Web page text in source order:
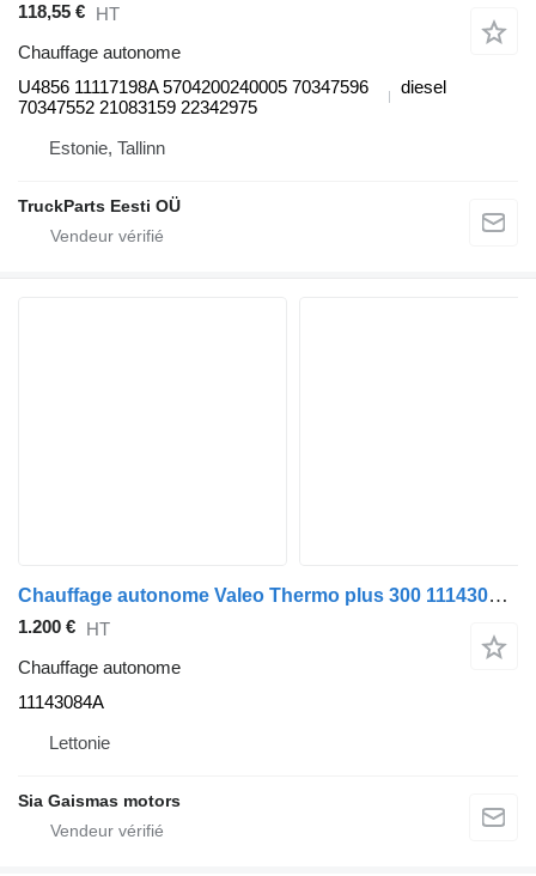
118,55 € HT
Chauffage autonome
U4856 11117198A 5704200240005 70347596
70347552 21083159 22342975
diesel
Estonie, Tallinn
TruckParts Eesti OÜ
Chauffage autonome Valeo Thermo plus 300 11143084A pour bus Mercedes-Benz Intouro
1.200 € HT
Chauffage autonome
11143084A
Lettonie
Sia Gaismas motors